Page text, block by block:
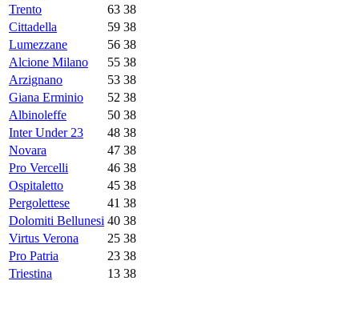
Trento
63 38
Cittadella
59 38
Lumezzane
56 38
Alcione Milano
55 38
Arzignano
53 38
Giana Erminio
52 38
Albinoleffe
50 38
Inter Under 23
48 38
Novara
47 38
Pro Vercelli
46 38
Ospitaletto
45 38
Pergolettese
41 38
Dolomiti Bellunesi 40 38
Virtus Verona
25 38
Pro Patria
23 38
Triestina
13 38